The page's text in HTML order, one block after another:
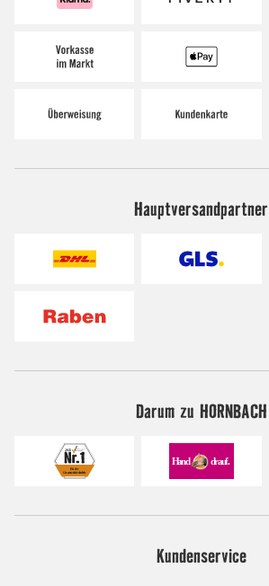
Hauptversandpartner
Darum zu HORNBACH
Kundenservice